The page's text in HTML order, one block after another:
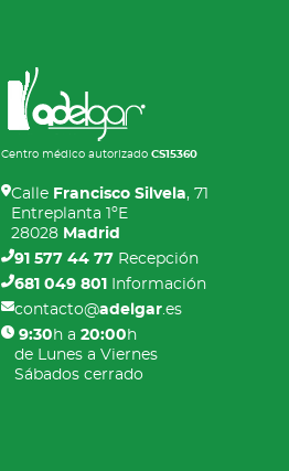
Centro médico autorizado CS15360
CalleFrancisco Silvela, 71
Entreplanta 1ºE
28028 Madrid
91 577 44 77Recepción
681 049 801
Información
contacto@adelgar.es
9:30 h a 20:00 h
de Lunes a Viernes
Sábados cerrado